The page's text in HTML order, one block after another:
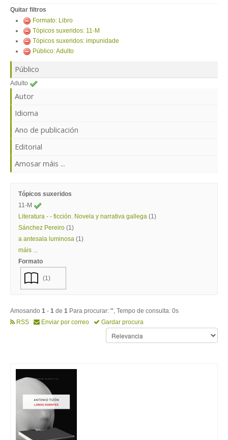
Quitar filtros
Formato: Libro
Tópicos suxeridos: 11-M
Tópicos suxeridos: impunidade
Público: Adulto
Público
Adulto
Autor
Idioma
Ano de publicación
Editorial
Amosar máis ...
Tópicos suxeridos
11-M
Literatura - - ficción. Novela y narrativa gallega (1)
Sánchez Pereiro (1)
a antesala luminosa (1)
máis ...
Formato
(1)
Amosando 1 - 1 de 1 Para procurar: '', Tempo de consulta: 0s
RSS
Enviar por correo Gardar procura